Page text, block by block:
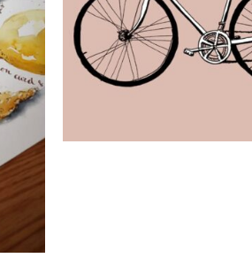
mijn